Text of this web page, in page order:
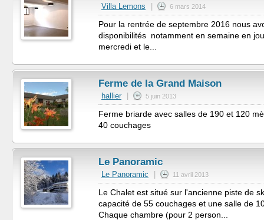
Villa Lemons 6 mars 2014
Pour la rentrée de septembre 2016 nous
disponibilités notamment en semaine en
mercredi et le...
Ferme de la Grand Maison
hallier 5 juin 2013
Ferme briarde avec salles de 190 et 120
40 couchages
Le Panoramic
Le Panoramic 11 avril 2013
Le Chalet est situé sur l'ancienne piste de
capacité de 55 couchages et une salle de
Chaque chambre (pour 2 person...